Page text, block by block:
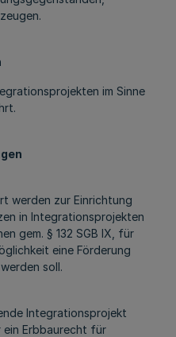
im Sinne
werden zur Einrichtung
in Integrationsprojekten
gem. § 132 SGB IX, für
eine Förderung
soll.
Integrationsprojekt
ein Erbbaurecht für